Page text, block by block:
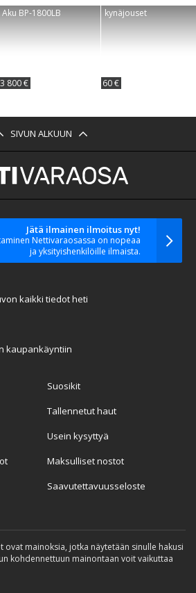
Aku BP-1800LB
3 800 €
kynäjouset
60 €
SIVUN ALKUUN
Jätä ilmainen ilmoitus nyt!
Nettivaraosassa on nopeaa
ja yksityishenkilöille ilmaista.
kaikki tiedot heti
kaupankäyntiin
Suosikit
Tallennetut haut
Usein kysyttyä
Maksulliset nostot
Saavutettavuusseloste
ovat mainoksia, jotka näytetään sinulle hakusi
kohdennettuun mainontaan voit vaikuttaa